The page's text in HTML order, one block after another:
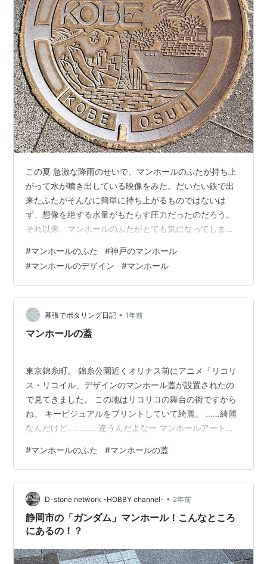
この夏 急激な降雨のせいで、マンホールのふたが持ち上
がって水が噴き出している映像をみた。だいたい鉄で出
来たふたがそんなに簡単に持ち上がるものではないは
ず、想像を絶する水量がもたらす圧力だったのだろう。
それ以来、マンホールのふたがとても気になってしま
穴というより「管」。それも『ドラえもん』でのび太た
ちがいつも遊んでいる空き地にある土管のような大きな
もの。この穴には点検・調査・清掃・修繕など維持管理
するための役割があるから相応の大きさがなくてはなら
ない。しかし穴に人が落ちてはいけないし、簡単に開け
られても困るので、頑丈な鉄製のふたが使われている。
#マンホールのふた #神戸のマンホール
#マンホールのデザイン #マンホール
幕張でポタリング日記 • 1年前
マンホールの蓋
東京錦糸町。 錦糸公園近くオリナス前にアニメ「リコリ
ス・リコイル」デザインのマンホール蓋が設置されたの
で見てきました。 この地はリコリコの舞台の街ですから
ね。 キービジュアルをプリントしていて綺麗。 ……綺麗
なんだけど………… 違うんだよなー マンホールアートは
込んだような色付け。 当然複雑な絵は出来ないからどう
やって簡略化して尚且つ魅力的な絵に仕上げるかが腕の
見せどころなんだよ。 と、ほぼ同時期に大阪高槻市は
(高槻市観光協会公式サイトより引用) これだよ！ これこ
そマンホールアートだよ。 この高槻やよいちゃんマンホ
ール(蓋)と比べたらリコ…
#マンホールのふた #マンホールの蓋
D-stone network -HOBBY channel- • 2年前
静岡市の「ガンダム」マンホール！こんなところ
にあるの！？